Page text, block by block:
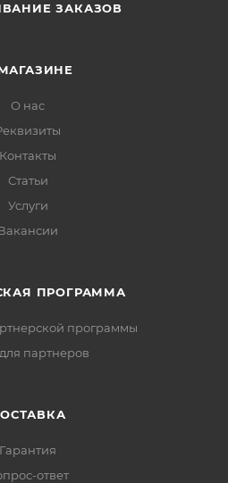
ЗАКАЗОВ
О нас
Контакты
Статьи
Услуги
ПРОГРАММА
программы
партнеров
Гарантия
ответ